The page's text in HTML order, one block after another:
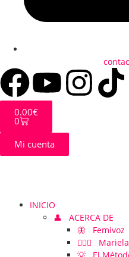
0.00€
0
Mi cuenta
INICIO
👤 ACERCA DE
🦋 Femivoz
👱🏻‍♀️